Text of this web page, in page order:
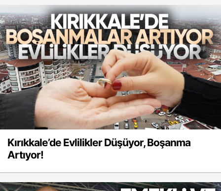
Kırıkkale’de Evlilikler Düşüyor, Boşanma
Artıyor!